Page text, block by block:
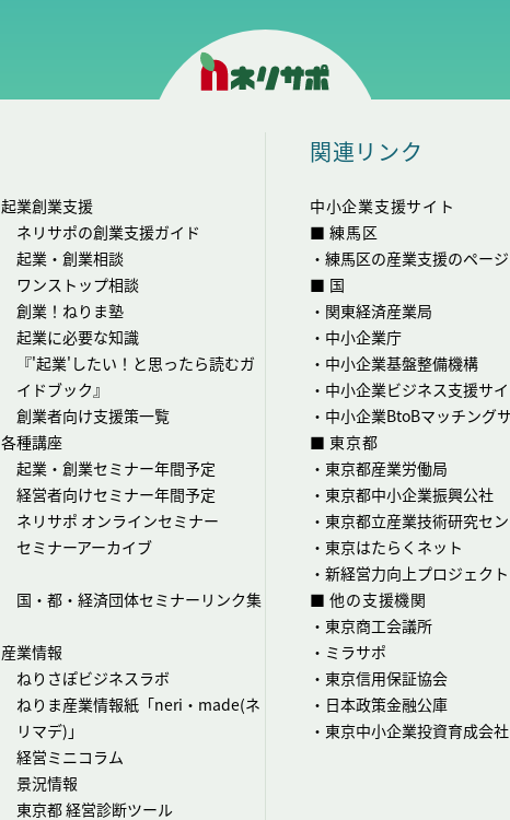
起業創業支援
ネリサポの創業支援ガイド
起業・創業相談
ワンストップ相談
創業！ねりま塾
起業に必要な知識
『'起業'したい！と思ったら読むガ
イドブック』
創業者向け支援策一覧
各種講座
起業・創業セミナー年間予定
経営者向けセミナー年間予定
ネリサポ オンラインセミナー
セミナーアーカイブ
国・都・経済団体セミナーリンク集
産業情報
ねりさぽビジネスラボ
ねりま産業情報紙「neri・made(ネ
リマデ)」
経営ミニコラム
景況情報
東京都 経営診断ツール
関連リンク
中小企業支援サイト
■ 練馬区
・ 練馬区の産業支援のページ
■ 国
・ 関東経済産業局
・ 中小企業庁
・ 中小企業基盤整備機構
・ 中小企業ビジネス支援サ
・ 中小企業BtoBマッチング
■ 東京都
・ 東京都産業労働局
・ 東京都中小企業振興公社
・ 東京都立産業技術研究セ
・ 東京はたらくネット
・ 新経営力向上プロジェクト
■ 他の支援機関
・ 東京商工会議所
・ ミラサポ
・ 東京信用保証協会
・ 日本政策金融公庫
・ 東京中小企業投資育成会社